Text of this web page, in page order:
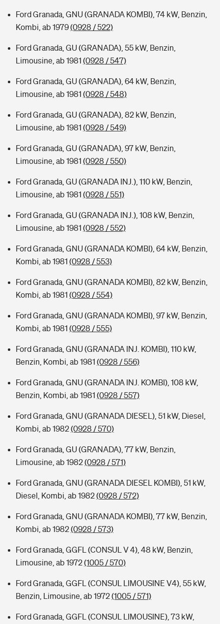
Ford Granada, GNU (GRANADA KOMBI), 74 kW, Benzin,
Kombi, ab 1979(0928 / 522)
Ford Granada, GU (GRANADA), 55 kW, Benzin,
Limousine, ab 1981 (0928 / 547)
Ford Granada, GU (GRANADA), 64 kW, Benzin,
Limousine, ab 1981 (0928 / 548)
Ford Granada, GU (GRANADA), 82 kW, Benzin,
Limousine, ab 1981 (0928 / 549)
Ford Granada, GU (GRANADA), 97 kW, Benzin,
Limousine, ab 1981 (0928 / 550)
Ford Granada, GU (GRANADA INJ.), 110 kW, Benzin,
Limousine, ab 1981 (0928 / 551)
Ford Granada, GU (GRANADA INJ.), 108 kW, Benzin,
Limousine, ab 1981 (0928 / 552)
Ford Granada, GNU (GRANADA KOMBI), 64 kW, Benzin,
Kombi, ab 1981 (0928 / 553)
Ford Granada, GNU (GRANADA KOMBI), 82 kW, Benzin,
Kombi, ab 1981 (0928 / 554)
Ford Granada, GNU (GRANADA KOMBI), 97 kW, Benzin,
Kombi, ab 1981 (0928 / 555)
Ford Granada, GNU (GRANADA INJ. KOMBI), 110 kW,
Benzin, Kombi, ab 1981 (0928 / 556)
Ford Granada, GNU (GRANADA INJ. KOMBI), 108 kW,
Benzin, Kombi, ab 1981 (0928 / 557)
Ford Granada, GNU (GRANADA DIESEL), 51 kW, Diesel,
Kombi, ab 1982(0928 / 570)
Ford Granada, GU (GRANADA), 77 kW, Benzin,
Limousine, ab 1982(0928 / 571)
Ford Granada, GNU (GRANADA DIESEL KOMBI), 51 kW,
Diesel, Kombi, ab 1982(0928 / 572)
Ford Granada, GNU (GRANADA KOMBI), 77 kW, Benzin,
Kombi, ab 1982(0928 / 573)
Ford Granada, GGFL (CONSUL V 4), 48 kW, Benzin,
Limousine, ab 1972(1005 / 570)
Ford Granada, GGFL (CONSUL LIMOUSINE V4), 55 kW,
Benzin, Limousine, ab 1972(1005 / 571)
Ford Granada, GGFL (CONSUL LIMOUSINE), 73 kW,